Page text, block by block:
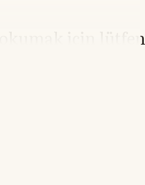
okumak için lütfen